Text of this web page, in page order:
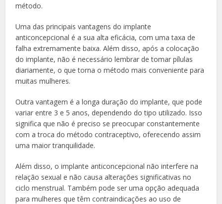
método.
Uma das principais vantagens do implante
anticoncepcional é a sua alta eficácia, com uma taxa de
falha extremamente baixa. Além disso, após a colocação
do implante, não é necessário lembrar de tomar pílulas
diariamente, o que torna o método mais conveniente para
muitas mulheres.
Outra vantagem é a longa duração do implante, que pode
variar entre 3 e 5 anos, dependendo do tipo utilizado. Isso
significa que não é preciso se preocupar constantemente
com a troca do método contraceptivo, oferecendo assim
uma maior tranquilidade.
Além disso, o implante anticoncepcional não interfere na
relação sexual e não causa alterações significativas no
ciclo menstrual. Também pode ser uma opção adequada
para mulheres que têm contraindicações ao uso de